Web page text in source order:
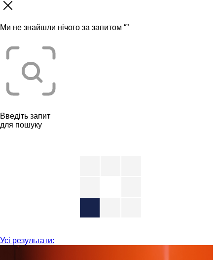
Ми не знайшли нічого за запитом “”
Введіть запит
для пошуку
Усі результати: